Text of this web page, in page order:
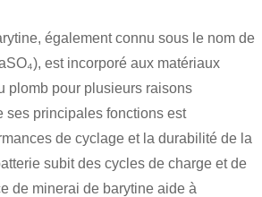
également connu sous le nom de
est incorporé aux matériaux
plomb pour plusieurs raisons
ses principales fonctions est
de cyclage et la durabilité de la
subit des cycles de charge et de
de minerai de barytine aide à